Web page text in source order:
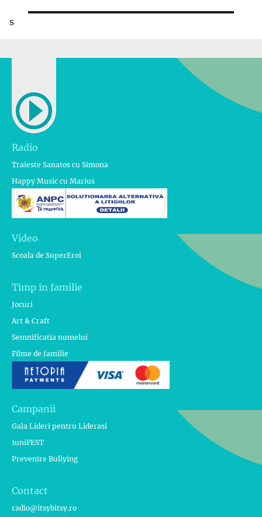
s
Radio
Traieste Sanatos cu Simona
Happy Music cu Marius
Video
Scoala de SuperEroi
Timp in familie
Jocuri
Art & Craft
Semnificatia numelui
Filme de familie
Campanii
Gala Lideri pentru Liderasi
1uniFEST
Prevenire Bullying
Contact
radio@itsybitsy.ro